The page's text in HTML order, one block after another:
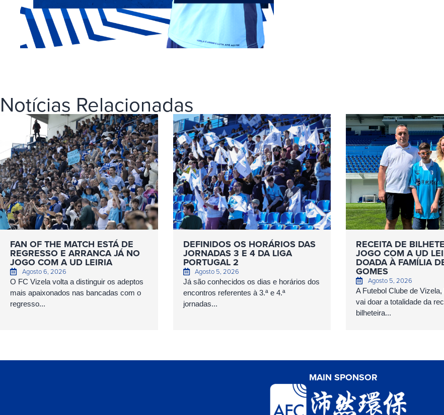
Notícias Relacionadas
FAN OF THE MATCH ESTÁ DE
REGRESSO E ARRANCA JÁ NO
JOGO COM A UD LEIRIA
Agosto 6, 2026
O FC Vizela volta a distinguir os adeptos
mais apaixonados nas bancadas com o
regresso...
DEFINIDOS OS HORÁRIOS DAS
JORNADAS 3 E 4 DA LIGA
PORTUGAL 2
Agosto 5, 2026
Já são conhecidos os dias e horários dos
encontros referentes à 3.ª e 4.ª
jornadas...
RECEITA DE
JOGO COM A UD
DOADA À FAMÍLIA
GOMES
Agosto 5, 2026
A Futebol Clube de
vai doar a totalidade da
bilheteira...
MAIN SPONSOR